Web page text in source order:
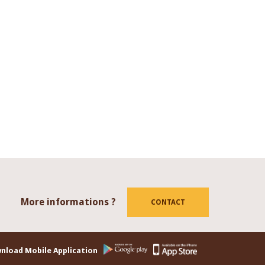
More informations ? CONTACT
Mobile Application